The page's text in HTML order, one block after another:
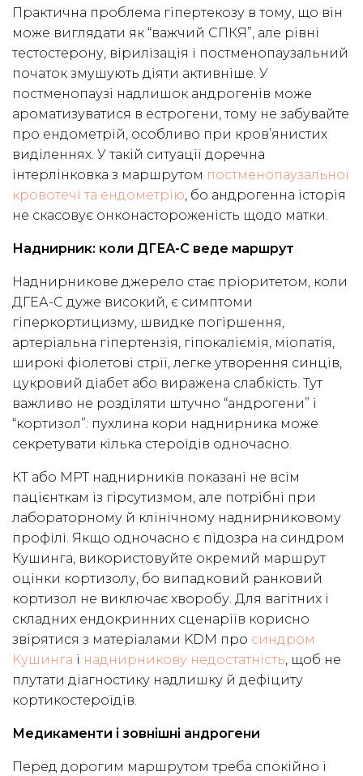
Практична проблема гіпертекозу в тому, що він
може виглядати як “важчий СПКЯ”, але рівні
тестостерону, вірилізація і постменопаузальний
початок змушують діяти активніше. У
постменопаузі надлишок андрогенів може
ароматизуватися в естрогени, тому не забувайте
про ендометрій, особливо при кров’янистих
виділеннях. У такій ситуації доречна
інтерлінковка з маршрутом постменопаузальної
кровотечі та ендометрію, бо андрогенна історія
не скасовує онконастороженість щодо матки.
Наднирник: коли ДГЕА-С веде маршрут
Наднирникове джерело стає пріоритетом, коли
ДГЕА-С дуже високий, є симптоми
гіперкортицизму, швидке погіршення,
артеріальна гіпертензія, гіпокаліємія, міопатія,
широкі фіолетові стрії, легке утворення синців,
цукровий діабет або виражена слабкість. Тут
важливо не розділяти штучно “андрогени” і
“кортизол”: пухлина кори наднирника може
секретувати кілька стероїдів одночасно.
КТ або МРТ наднирників показані не всім
пацієнткам із гірсутизмом, але потрібні при
лабораторному й клінічному наднирниковому
профілі. Якщо одночасно є підозра на синдром
Кушинга, використовуйте окремий маршрут
оцінки кортизолу, бо випадковий ранковий
кортизол не виключає хворобу. Для вагітних і
складних ендокринних сценаріїв корисно
звірятися з матеріалами KDM про синдром
Кушинга і наднирникову недостатність, щоб не
плутати діагностику надлишку й дефіциту
кортикостероїдів.
Медикаменти і зовнішні андрогени
Перед дорогим маршрутом треба спокійно і